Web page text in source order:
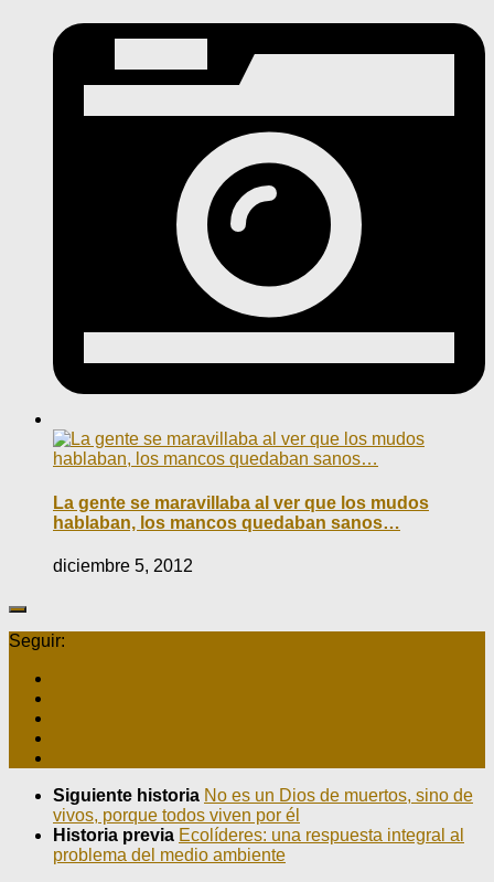
La gente se maravillaba al ver que los mudos
hablaban, los mancos quedaban sanos…
diciembre 5, 2012
Seguir:
Siguiente historia No es un Dios de muertos, sino de
vivos, porque todos viven por él
Historia previa Ecolíderes: una respuesta integral al
problema del medio ambiente